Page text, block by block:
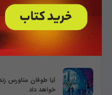
آیا طوفان متاورس
خواهد داد